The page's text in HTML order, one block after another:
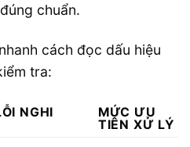
chuẩn.
cách đọc dấu hiệu
tra:
NGHI
MỨC ƯU
TIÊN XỬ LÝ